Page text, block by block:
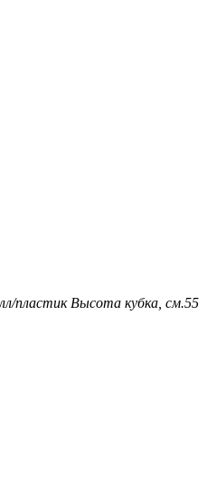
пластик Высота кубка, см.55